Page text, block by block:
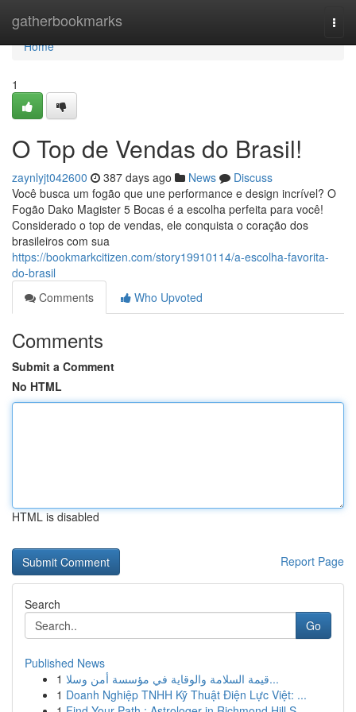
gatherbookmarks
Home
Home
1
O Top de Vendas do Brasil!
zaynlyjt042600 387 days ago News
Discuss
Você busca um fogão que une performance e design incrível? O
Fogão Dako Magister 5 Bocas é a escolha perfeita para você!
Considerado o top de vendas, ele conquista o coração dos
brasileiros com sua
https://bookmarkcitizen.com/story19910114/a-escolha-favorita-
do-brasil
Comments
Who Upvoted
Comments
Submit a Comment
No HTML
HTML is disabled
Report Page
Search
Go
Published News
1
قيمة السلامة والوقاية في مؤسسة أمن وسلا...
1 Doanh Nghiệp TNHH Kỹ Thuật Điện Lực Việt: ...